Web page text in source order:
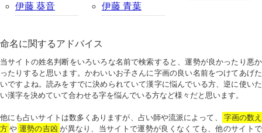
伊藤 葵音
伊藤 青葉
命名に関するアドバイス
当サイトの姓名判断をいろいろな名前で検索すると、運勢が良かったり悪か
ったりすると思います。かわいいお子さんに字画の良い名前をつけてあげた
いですよね。読みをすでに決められていて漢字に悩んでいる方、逆に使いた
い漢字を決めていて合わせる字を悩んでいる方など様々だと思います。
他にも占いサイトは数多くありますが、占い師や流派によって、
字画の数え
方 や 運勢の吉凶 が異なり、当サイトで運勢が良くなくても、他のサイトで